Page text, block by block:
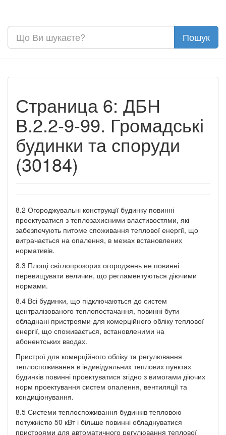
Страница 6: ДБН
В.2.2-9-99. Громадські
будинки та споруди
(30184)
8.2 Огороджувальні конструкції будинку повинні
проектуватися з теплозахисними властивостями, які
забезпечують питоме споживання теплової енергії, що
витрачається на опалення, в межах встановлених
нормативів.
8.3 Площі світлопрозорих огороджень не повинні
перевищувати величин, що регламентуються діючими
нормами.
8.4 Всі будинки, що підключаються до систем
централізованого теплопостачання, повинні бути
обладнані пристроями для комерційного обліку теплової
енергії, що споживається, встановленими на
абонентських вводах.
Пристрої для комерційного обліку та регулювання
теплоспоживання в індивідуальних теплових пунктах
будинків повинні проектуватися згідно з вимогами діючих
норм проектування систем опалення, вентиляції та
кондиціонування.
8.5 Системи теплоспоживання будинків тепловою
потужністю 50 кВт і більше повинні обладнуватися
пристроями для автоматичного регулювання теплової